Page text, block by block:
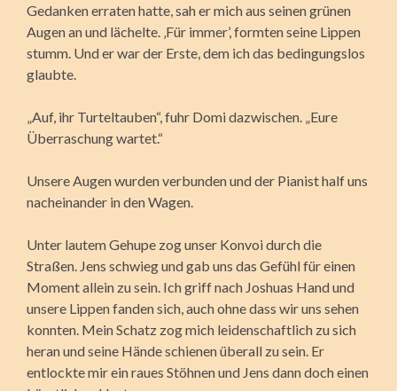
Gedanken erraten hatte, sah er mich aus seinen grünen
Augen an und lächelte. ‚Für immer’, formten seine Lippen
stumm. Und er war der Erste, dem ich das bedingungslos
glaubte.
„Auf, ihr Turteltauben“, fuhr Domi dazwischen. „Eure
Überraschung wartet.“
Unsere Augen wurden verbunden und der Pianist half uns
nacheinander in den Wagen.
Unter lautem Gehupe zog unser Konvoi durch die
Straßen. Jens schwieg und gab uns das Gefühl für einen
Moment allein zu sein. Ich griff nach Joshuas Hand und
unsere Lippen fanden sich, auch ohne dass wir uns sehen
konnten. Mein Schatz zog mich leidenschaftlich zu sich
heran und seine Hände schienen überall zu sein. Er
entlockte mir ein raues Stöhnen und Jens dann doch einen